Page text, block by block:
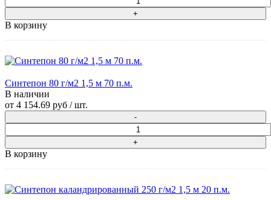
В корзину
Синтепон 80 г/м2 1,5 м 70 п.м.
В наличии
от 4 154.69 руб / шт.
В корзину